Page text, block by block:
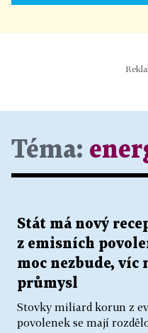
Téma:
Stát má nový
z emisních
moc nezbude, víc
průmysl
Stovky miliard korun z
povolenek se mají